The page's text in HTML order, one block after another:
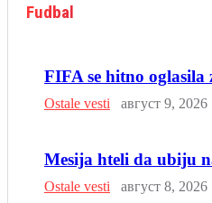
Fudbal
FIFA se hitno
Ostale vesti август 9, 2026
Mesija hteli da ubiju
Ostale vesti август 8, 2026